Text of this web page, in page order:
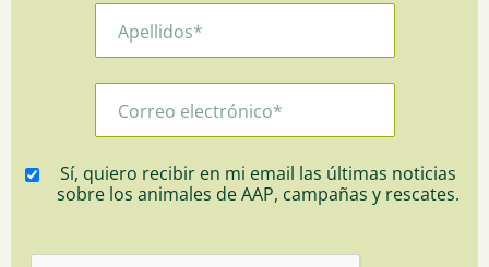
Sí, quiero recibir en mi email las últimas noticias
sobre los animales de AAP, campañas y rescates.